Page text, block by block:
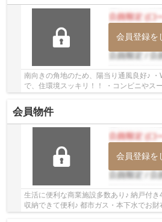
会員登録を
南向きの角地のため、陽当り通風良好♪ ・WIC付きの全居室収納可能
で、住環境スッキリ！！ ・コンビニやス
会員物件
会員登録を
生活に便利な商業施設多数あり♪ 納戸付
収納できて便利♪ 都市ガス・本下水でお財布に優しい♪
お声がけください♪ 駅からの送迎が必要な